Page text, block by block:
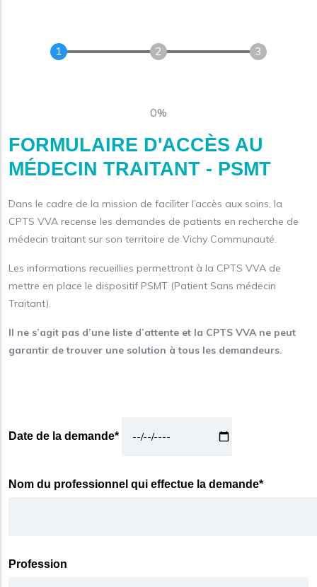
0%
FORMULAIRE D'ACCÈS AU
MÉDECIN TRAITANT - PSMT
Dans le cadre de la mission de faciliter l’accès aux soins, la
CPTS VVA recense les demandes de patients en recherche de
médecin traitant sur son territoire de Vichy Communauté.
Les informations recueillies permettront à la CPTS VVA de
mettre en place le dispositif PSMT (Patient Sans médecin
Traitant).
Il ne s’agit pas d’une liste d’attente et la CPTS VVA ne peut
garantir de trouver une solution à tous les demandeurs.
Date de la demande*
Nom du professionnel qui effectue la demande*
Profession